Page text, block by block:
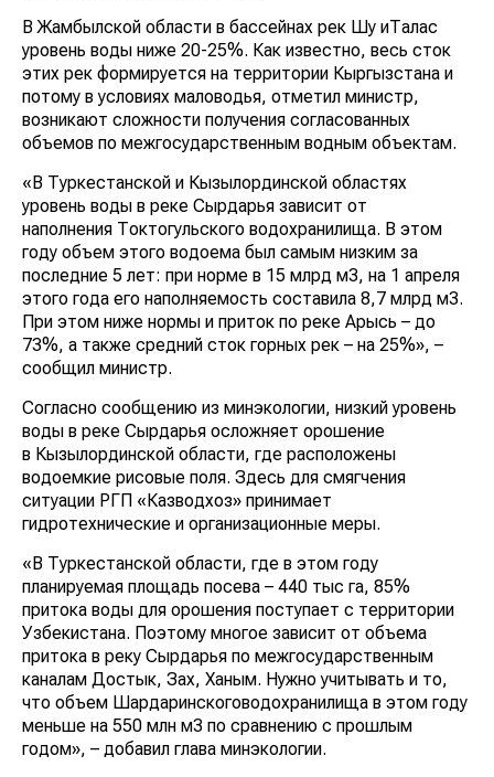
В Жамбылской области в бассейнах рек Шу иТалас
уровень воды ниже 20-25%. Как известно, весь сток
этих рек формируется на территории Кыргызстана и
потому в условиях маловодья, отметил министр,
возникают сложности получения согласованных
объемов по межгосударственным водным объектам.
«В Туркестанской и Кызылординской областях
уровень воды в реке Сырдарья зависит от
наполнения Токтогульского водохранилища. В этом
году объем этого водоема был самым низким за
последние 5 лет: при норме в 15 млрд м3, на 1 апреля
этого года его наполняемость составила 8,7 млрд м3.
При этом ниже нормы и приток по реке Арысь – до
73%, а также средний сток горных рек – на 25%», –
сообщил министр.
Согласно сообщению из минэкологии, низкий уровень
воды в реке Сырдарья осложняет орошение
в Кызылординской области, где расположены
водоемкие рисовые поля. Здесь для смягчения
ситуации РГП «Казводхоз» принимает
гидротехнические и организационные меры.
«В Туркестанской области, где в этом году
планируемая площадь посева – 440 тыс га, 85%
притока воды для орошения поступает с территории
Узбекистана. Поэтому многое зависит от объема
притока в реку Сырдарья по межгосударственным
каналам Достык, Зах, Ханым. Нужно учитывать и то,
что объем Шардаринскоговодохранилища в этом году
меньше на 550 млн м3 по сравнению с прошлым
годом», – добавил глава минэкологии.